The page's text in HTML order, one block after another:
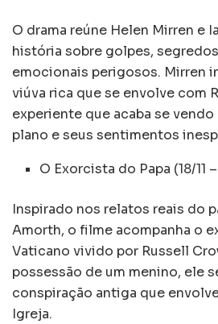
O drama reúne Helen Mirren e
história sobre golpes,
emocionais perigosos. Mirren
viúva rica que se envolve com
experiente que acaba se
plano e seus sentimentos
O Exorcista do Papa (18/11
Inspirado nos relatos reais do
Amorth, o filme acompanha o
Vaticano vivido por Russell
possessão de um menino, ele
conspiração antiga que
Igreja.